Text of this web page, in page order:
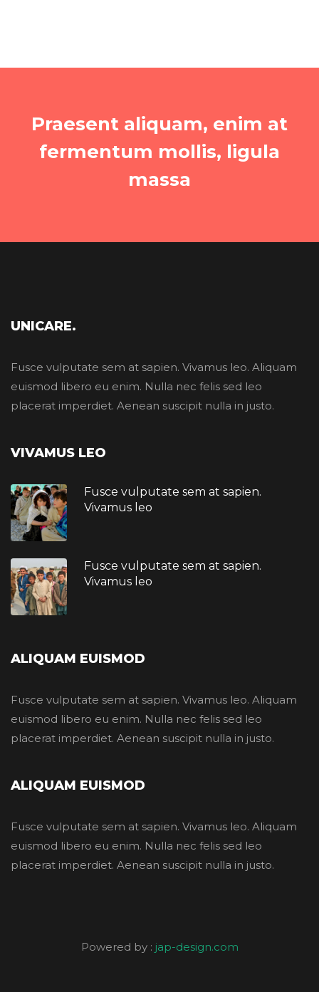
Praesent aliquam, enim at
fermentum mollis, ligula
massa
UNICARE.
Fusce vulputate sem at sapien. Vivamus leo. Aliquam
euismod libero eu enim. Nulla nec felis sed leo
placerat imperdiet. Aenean suscipit nulla in justo.
VIVAMUS LEO
Fusce vulputate sem at sapien.
Vivamus leo
Fusce vulputate sem at sapien.
Vivamus leo
ALIQUAM EUISMOD
Fusce vulputate sem at sapien. Vivamus leo. Aliquam
euismod libero eu enim. Nulla nec felis sed leo
placerat imperdiet. Aenean suscipit nulla in justo.
ALIQUAM EUISMOD
Fusce vulputate sem at sapien. Vivamus leo. Aliquam
euismod libero eu enim. Nulla nec felis sed leo
placerat imperdiet. Aenean suscipit nulla in justo.
Powered by : jap-design.com